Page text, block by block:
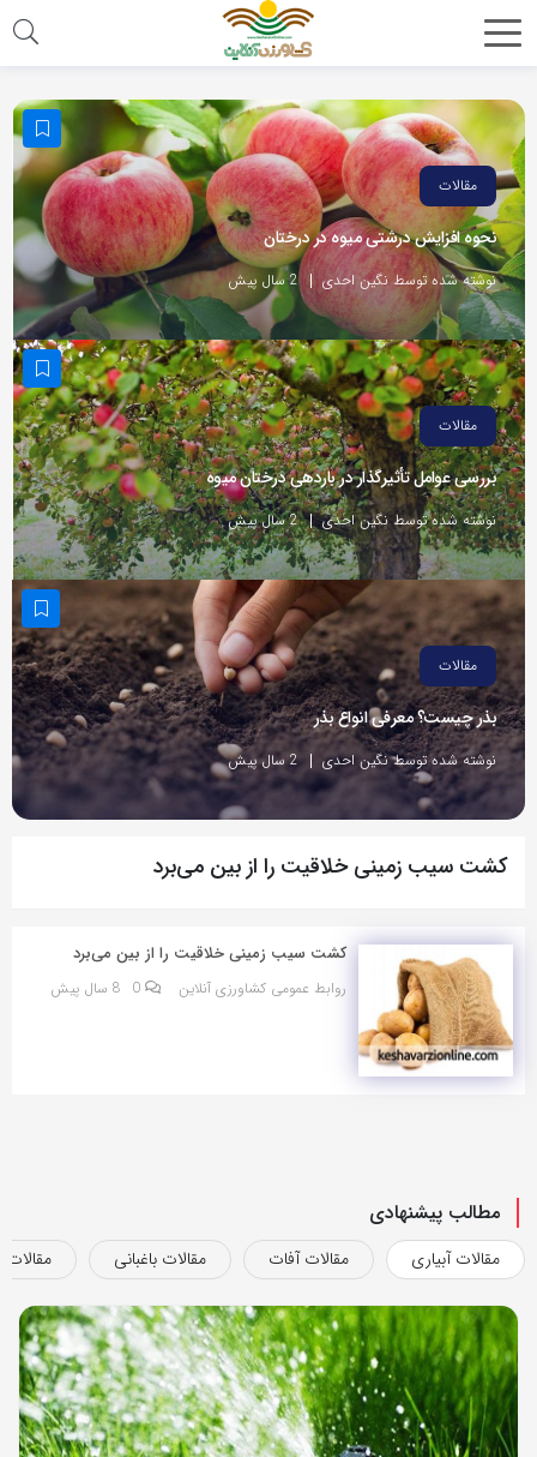
مقالات
نحوه افزایش درشتی میوه در درختان
نوشته شده توسط نگین احدی 2 سال پیش
مقالات
بررسی عوامل تأثیرگذار در باردهی درختان میوه
نوشته شده توسط نگین احدی 2 سال پیش
مقالات
بذر چیست؟ معرفی انواع بذر
نوشته شده توسط نگین احدی 2 سال پیش
کشت سیب زمینی خلاقیت را از بین می‌برد
کشت سیب زمینی خلاقیت را از بین می‌برد
روابط عمومی کشاورزی آنلاین 0 8 سال پیش
مطالب پیشنهادی
مقالات آبیاری مقالات آفات مقالات باغبانی مقالات